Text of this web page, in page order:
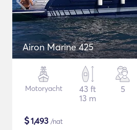
Airon Marine 425
Motoryacht
43 ft
13 m
5
$1,493 /nat